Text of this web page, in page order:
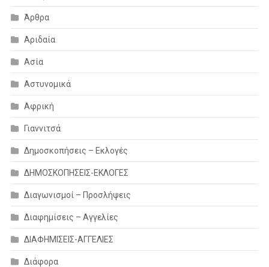
Άρθρα
Αριδαία
Ασία
Αστυνομικά
Αφρική
Γιαννιτσά
Δημοσκοπήσεις – Εκλογές
ΔΗΜΟΣΚΟΠΗΣΕΙΣ-ΕΚΛΟΓΕΣ
Διαγωνισμοί – Προσλήψεις
Διαφημίσεις – Αγγελίες
ΔΙΑΦΗΜΙΣΕΙΣ-ΑΓΓΕΛΙΕΣ
Διάφορα